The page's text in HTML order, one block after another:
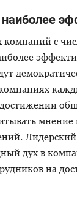
наиболее
с
дух в
на